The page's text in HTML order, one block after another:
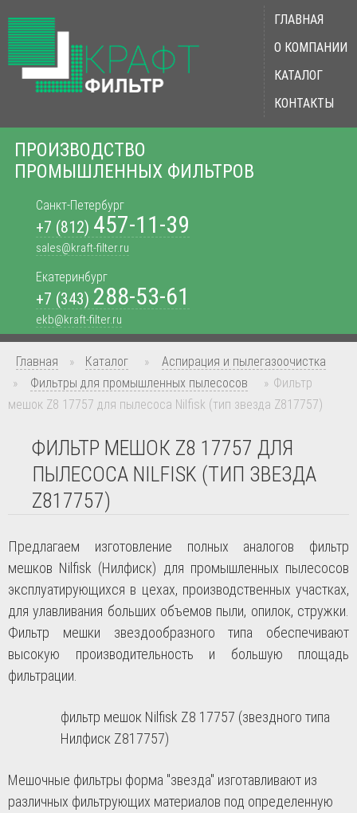
ПРОИЗВОДСТВО
ПРОМЫШЛЕННЫХ ФИЛЬТРОВ
Санкт-Петербург
+7 (812) 457-11-39
sales@kraft-filter.ru
Екатеринбург
+7 (343) 288-53-61
ekb@kraft-filter.ru
ГЛАВНАЯ
О КОМПАНИИ
КАТАЛОГ
КОНТАКТЫ
Главная » Каталог »
Аспирация и пылегазоочистка
»
Фильтры для промышленных пылесосов » Фильтр
мешок Z8 17757 для пылесоса Nilfisk (тип звезда Z817757)
ФИЛЬТР МЕШОК Z8 17757 ДЛЯ
ПЫЛЕСОСА NILFISK (ТИП ЗВЕЗДА
Z817757)
Предлагаем изготовление полных аналогов фильтр
мешков Nilfisk (Нилфиск) для промышленных пылесосов
эксплуатирующихся в цехах, производственных участках,
для улавливания больших объемов пыли, опилок, стружки.
Фильтр мешки звездообразного типа обеспечивают
высокую производительность и большую площадь
фильтрации.
фильтр мешок Nilfisk Z8 17757 (звездного типа
Нилфиск Z817757)
Мешочные фильтры форма "звезда" изготавливают из
различных фильтрующих материалов под определенную